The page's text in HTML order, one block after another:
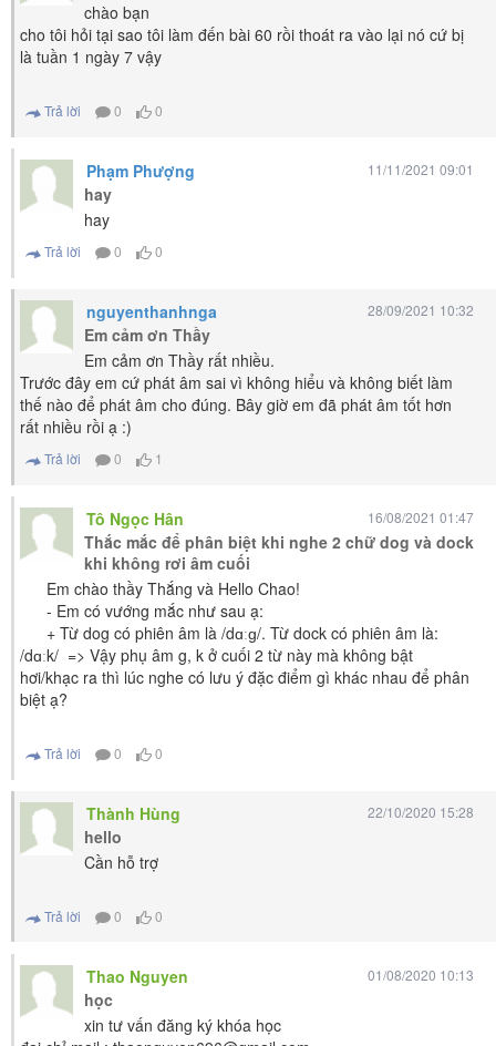
chào bạn
cho tôi hỏi tại sao tôi làm đến bài 60 rồi thoát ra vào lại nó cứ bị
là tuần 1 ngày 7 vậy
Trả lời 0 0
Phạm Phượng 11/11/2021 09:01
hay
hay
Trả lời 0 0
nguyenthanhnga 28/09/2021 10:32
Em cảm ơn Thầy
Em cảm ơn Thầy rất nhiều.
Trước đây em cứ phát âm sai vì không hiểu và không biết làm
thế nào để phát âm cho đúng. Bây giờ em đã phát âm tốt hơn
rất nhiều rồi ạ :)
Trả lời 0 1
Tô Ngọc Hân 16/08/2021 01:47
Thắc mắc để phân biệt khi nghe 2 chữ dog và dock
khi không rơi âm cuối
Em chào thầy Thắng và Hello Chao!
- Em có vướng mắc như sau ạ:
+ Từ dog có phiên âm là /dɑːɡ/. Từ dock có phiên âm là:
/dɑːk/ => Vậy phụ âm g, k ở cuối 2 từ này mà không bật
hơi/khạc ra thì lúc nghe có lưu ý đặc điểm gì khác nhau để phân
biệt ạ?
Trả lời 0 0
Thành Hùng 22/10/2020 15:28
hello
Cần hỗ trợ
Trả lời 0 0
Thao Nguyen 01/08/2020 10:13
học
xin tư vấn đăng ký khóa học